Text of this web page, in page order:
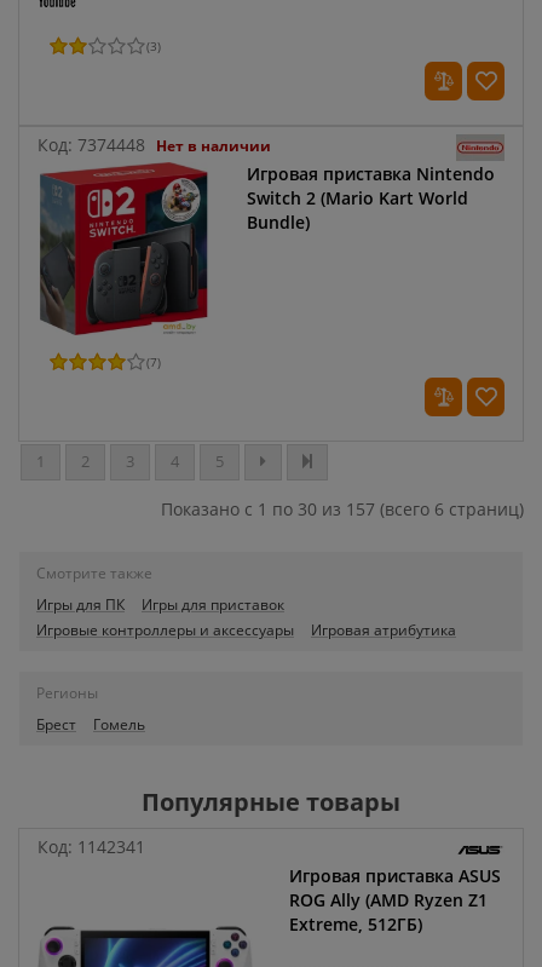
(3)
Код: 7374448 Нет в наличии
Игровая приставка Nintendo
Switch 2 (Mario Kart World
Bundle)
(7)
1 2 3 4 5
Показано с 1 по 30 из 157 (всего 6 страниц)
Смотрите также
Игры для ПК
Игры для приставок
Игровые контроллеры и аксессуары
Игровая атрибутика
Регионы
Брест
Гомель
Популярные товары
Код: 1142341
Игровая приставка ASUS
ROG Ally (AMD Ryzen Z1
Extreme, 512ГБ)